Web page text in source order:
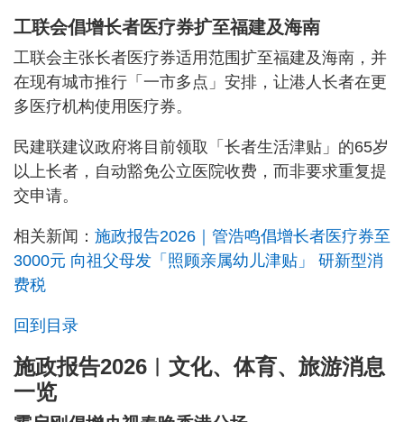
工联会倡增长者医疗券扩至福建及海南
工联会主张长者医疗券适用范围扩至福建及海南，并
在现有城市推行「一市多点」安排，让港人长者在更
多医疗机构使用医疗券。
民建联建议政府将目前领取「长者生活津贴」的65岁
以上长者，自动豁免公立医院收费，而非要求重复提
交申请。
相关新闻： 施政报告2026｜管浩鸣倡增长者医疗券至
3000元 向祖父母发「照顾亲属幼儿津贴」 研新型消
费税
回到目录
施政报告2026︱文化、体育、旅游消息
一览